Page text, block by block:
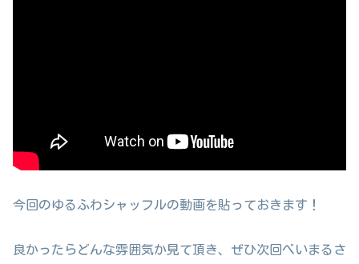
今回のゆるふわシャッフルの動画を貼っておきます！
良かったらどんな雰囲気か見て頂き、ぜひ次回べいまるさ